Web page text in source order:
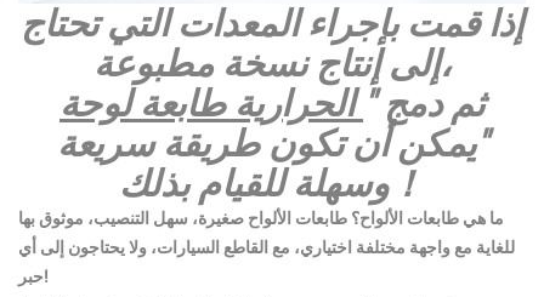
إذا قمت بإجراء المعداتالتي تحتاج
إلى إنتاج نسخة مطبوعة،
ثم دمج " الحرارية طابعة لوحة
"يمكن أن تكون طريقة سريعة
وسهلة للقيام بذلك！
ما هي طابعات الألواح؟ طابعات الألواح صغيرة، سهل التنصيب، موثوق بها
للغاية مع واجهة مختلفة اختياري، مع القاطع السيارات، ولا يحتاجون إلى أي
حبر!